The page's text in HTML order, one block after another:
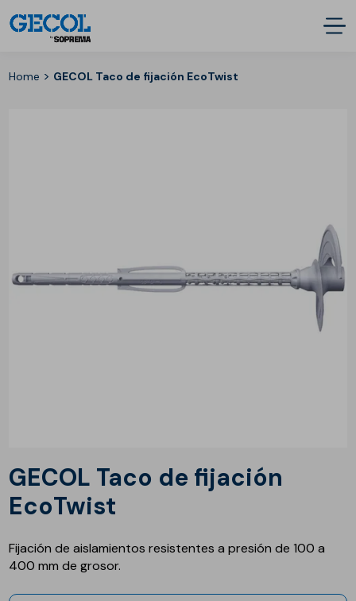
Home > GECOL Taco de fijación EcoTwist
GECOL Taco de fijación
EcoTwist
Fijación de aislamientos resistentes a presión de 100 a
400 mm de grosor.